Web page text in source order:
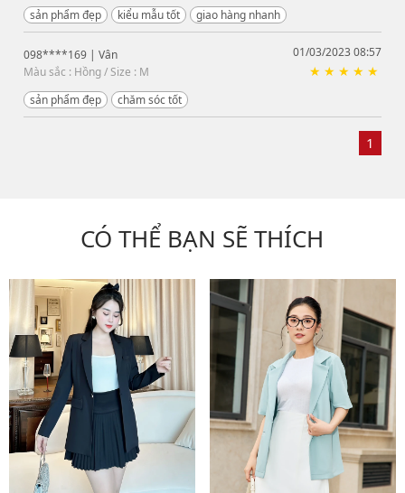
sản phẩm đẹp kiểu mẫu tốt giao hàng nhanh
098****169 | Vân
01/03/2023 08:57
Màu sắc : Hồng / Size : M
sản phẩm đẹp
chăm sóc tốt
1
CÓ THỂ BẠN SẼ THÍCH